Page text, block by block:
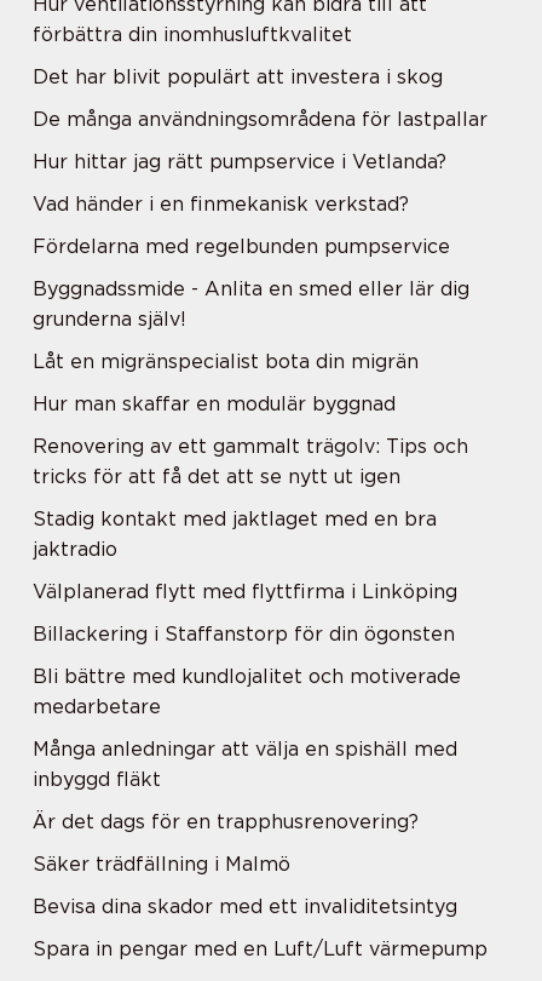
förbättra din inomhusluftkvalitet
Det har blivit populärt att investera i skog
De många användningsområdena för lastpallar
Hur hittar jag rätt pumpservice i Vetlanda?
Vad händer i en finmekanisk verkstad?
Fördelarna med regelbunden pumpservice
Byggnadssmide - Anlita en smed eller lär dig
grunderna själv!
Låt en migränspecialist bota din migrän
Hur man skaffar en modulär byggnad
Renovering av ett gammalt trägolv: Tips och
tricks för att få det att se nytt ut igen
Stadig kontakt med jaktlaget med en bra
jaktradio
Välplanerad flytt med flyttfirma i Linköping
Billackering i Staffanstorp för din ögonsten
Bli bättre med kundlojalitet och motiverade
medarbetare
Många anledningar att välja en spishäll med
inbyggd fläkt
Är det dags för en trapphusrenovering?
Säker trädfällning i Malmö
Bevisa dina skador med ett invaliditetsintyg
Spara in pengar med en Luft/Luft värmepump